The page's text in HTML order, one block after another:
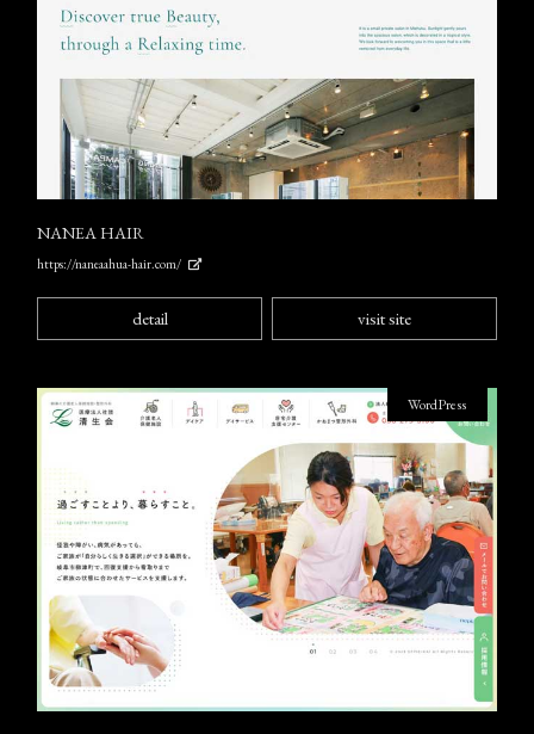
NANEA HAIR
https://naneaahua-hair.com/
detail visit site
WordPress